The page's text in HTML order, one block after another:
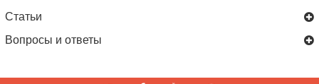
Статьи
Вопросы и ответы